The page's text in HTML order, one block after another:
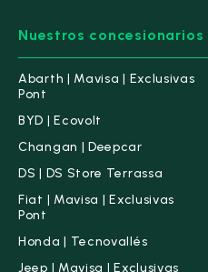
MG(36)
Nissan
Omoda(8)
Opel(83)
Peugeot
Nuestros concesionarios
Abarth | Mavisa | Exclusivas
Pont
BYD | Ecovolt
Changan | Deepcar
DS | DS Store Terrassa
Fiat | Mavisa | Exclusivas
Pont
Honda | Tecnovallés
Jeep | Mavisa | Exclusivas